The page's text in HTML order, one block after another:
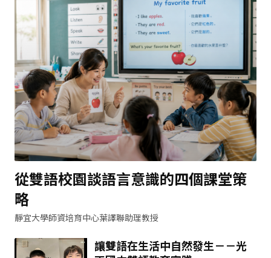
從雙語校園談語言意識的四個課堂策
略
靜宜大學師資培育中心葉譯聯助理教授
讓雙語在生活中自然發生－－光